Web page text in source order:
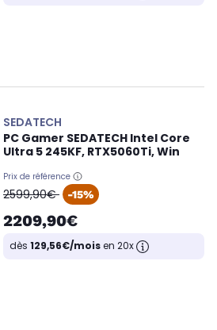
SEDATECH
PC Gamer SEDATECH Intel Core
Ultra 5 245KF, RTX5060Ti, Win
Prix de référence
oldPrice
2599,90€ -15%
2209,90€
dès 129,56€/moisen 20x